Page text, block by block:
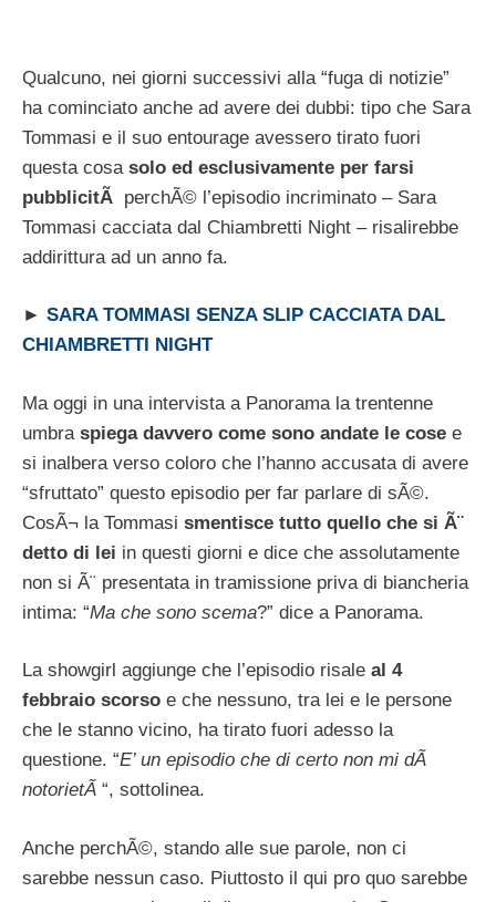
Qualcuno, nei giorni successivi alla “fuga di notizie”
ha cominciato anche ad avere dei dubbi: tipo che Sara
Tommasi e il suo entourage avessero tirato fuori
questa cosa solo ed esclusivamente per farsi
pubblicitÃ perchÃ© l’episodio incriminato – Sara
Tommasi cacciata dal Chiambretti Night – risalirebbe
addirittura ad un anno fa.
► SARA TOMMASI SENZA SLIP CACCIATA DAL
CHIAMBRETTI NIGHT
Ma oggi in una intervista a Panorama la trentenne
umbra spiega davvero come sono andate le cose e
si inalbera verso coloro che l’hanno accusata di avere
“sfruttato” questo episodio per far parlare di sÃ©.
CosÃ¬ la Tommasi smentisce tutto quello che si Ã¨
detto di lei in questi giorni e dice che assolutamente
non si Ã¨ presentata in tramissione priva di biancheria
intima: “Ma che sono scema?” dice a Panorama.
La showgirl aggiunge che l’episodio risale al 4
febbraio scorso e che nessuno, tra lei e le persone
che le stanno vicino, ha tirato fuori adesso la
questione. “E’ un episodio che di certo non mi dÃ
notorietÃ “, sottolinea.
Anche perchÃ©, stando alle sue parole, non ci
sarebbe nessun caso. Piuttosto il qui pro quo sarebbe